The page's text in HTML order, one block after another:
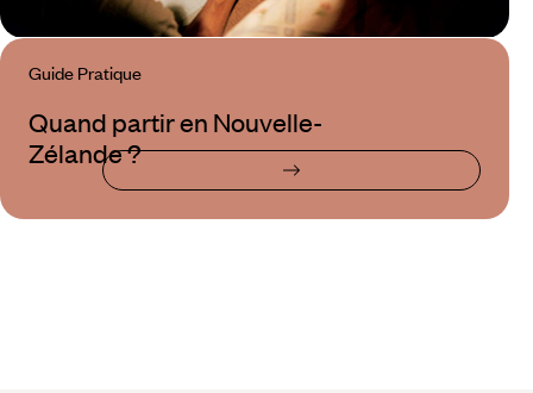
Guide Pratique
Quand partir en Nouvelle-
Zélande ?